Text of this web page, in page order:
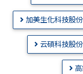
加美生化科技股
云碩科技股
高